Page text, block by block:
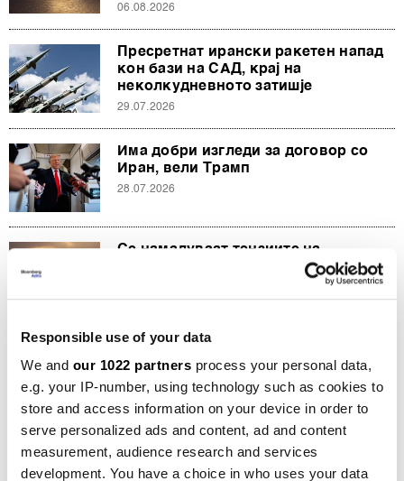
Responsible use of your data
We and our 1022 partners process your personal data,
e.g. your IP-number, using technology such as cookies to
store and access information on your device in order to
serve personalized ads and content, ad and content
measurement, audience research and services
development. You have a choice in who uses your data
06.08.2026
Пресретнат ирански ракетен напад
кон бази на САД, крај на
неколкудневното затишје
29.07.2026
Има добри изгледи за договор со
Иран, вели Трамп
28.07.2026
Се намалуваат тензиите на
Блискиот Исток, САД и Иран се
Кризата повторно ја пламна
нафтата, ќе разгори ли и сè останато
- пет вести на денот
24.07.2026
Кризата во Ормуз ја стега и модната
индустрија – зошто облеката